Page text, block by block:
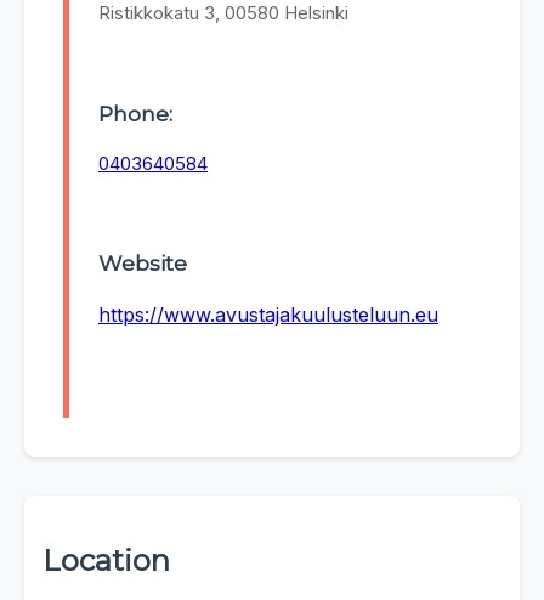
Ristikkokatu 3, 00580 Helsinki
Phone:
0403640584
Website
https://www.avustajakuulusteluun.eu
Location